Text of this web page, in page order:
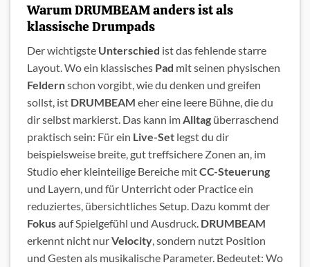
Warum DRUMBEAM anders ist als
klassische Drumpads
Der wichtigste Unterschied ist das fehlende starre
Layout. Wo ein klassisches Pad mit seinen physischen
Feldernschon vorgibt, wie du denken und greifen
sollst, ist DRUMBEAM eher eine leere Bühne, die du
dir selbst markierst. Das kann imAlltag überraschend
praktisch sein: Für ein Live-Set legst du dir
beispielsweise breite, gut treffsichere Zonen an, im
Studio eher kleinteilige Bereiche mitCC-Steuerung
und Layern, und für Unterricht oder Practice ein
reduziertes, übersichtliches Setup. Dazu kommt der
Fokusauf Spielgefühl und Ausdruck. DRUMBEAM
erkennt nicht nurVelocity, sondern nutzt Position
und Gesten als musikalische Parameter. Bedeutet: Wo